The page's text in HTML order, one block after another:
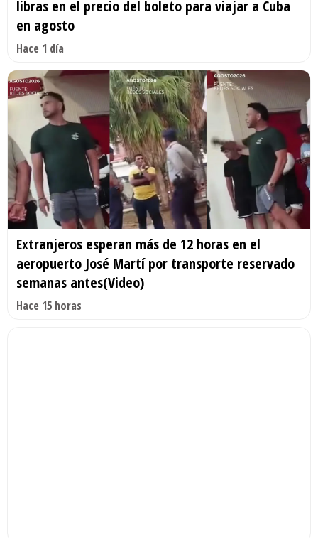
libras en el precio del boleto para viajar a Cuba
en agosto
Hace 1 día
Extranjeros esperan más de 12 horas en el
aeropuerto José Martí por transporte reservado
semanas antes(Video)
Hace 15 horas